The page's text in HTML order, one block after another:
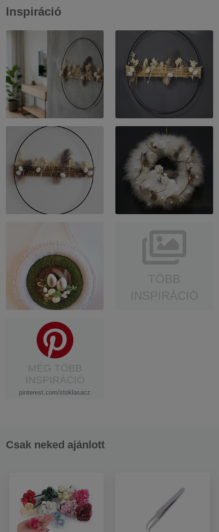
Inspiráció
pinterest.com/stoklasacz
Csak neked ajánlott